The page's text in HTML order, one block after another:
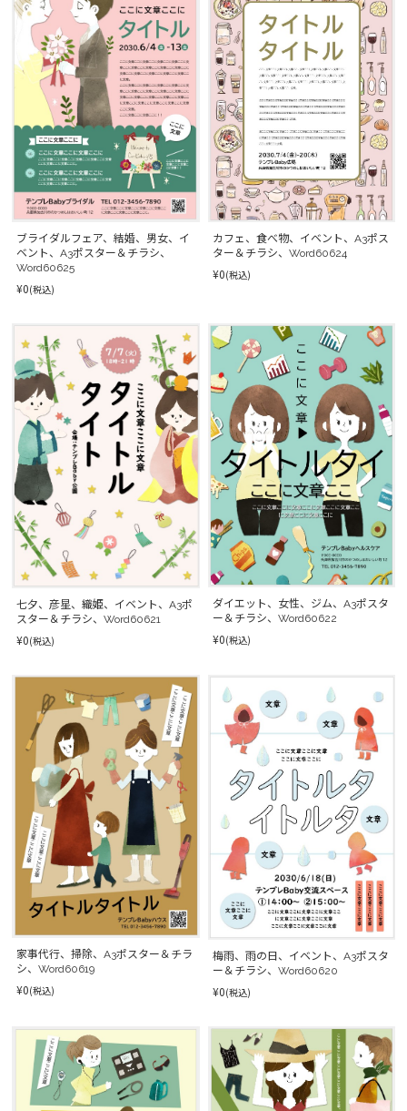
ブライダルフェア、結婚、男女、イ
ベント、A3ポスター＆チラシ、
Word60625
¥0(税込)
カフェ、食べ物、イベント、A3ポス
ター＆チラシ、Word60624
¥0(税込)
七夕、彦星、織姫、イベント、A3ポ
スター＆チラシ、Word60621
¥0(税込)
ダイエット、女性、ジム、A3ポスタ
ー＆チラシ、Word60622
¥0(税込)
家事代行、掃除、A3ポスター＆チラ
シ、Word60619
¥0(税込)
梅雨、雨の日、イベント、A3ポスタ
ー＆チラシ、Word60620
¥0(税込)